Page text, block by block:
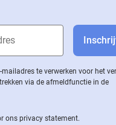
te verwerken voor het
via de af­meld­func­tie in de
ons privacy statement.